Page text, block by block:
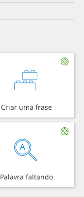
Criar uma frase
Palavra faltando